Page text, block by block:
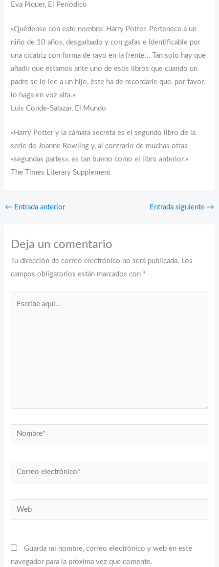
Eva Piquer, El Periódico
«Quédense con este nombre: Harry Potter. Pertenece a un
niño de 10 años, desgarbado y con gafas e identificable por
una cicatriz con forma de rayo en la frente… Tan solo hay que
añadir que estamos ante uno de esos libros que cuando un
padre se lo lee a un hijo, éste ha de recordarle que, por favor,
lo haga en voz alta.»
Luis Conde-Salazar, El Mundo
«Harry Potter y la cámara secreta es el segundo libro de la
serie de Joanne Rowling y, al contrario de muchas otras
«segundas partes», es tan bueno como el libro anterior.»
The Times Literary Supplement
← Entrada anterior Entrada siguiente →
Deja un comentario
Tu dirección de correo electrónico no será publicada. Los
campos obligatorios están marcados con *
Nombre*
Correo
electrónico*
Web
Guarda mi nombre, correo electrónico y web en este
navegador para la próxima vez que comente.